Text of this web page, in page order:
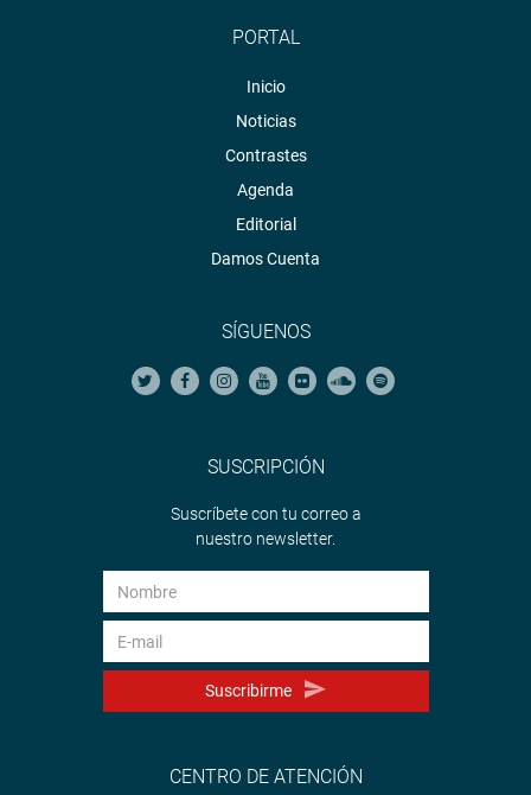
PORTAL
Inicio
Noticias
Contrastes
Agenda
Editorial
Damos Cuenta
SÍGUENOS
SUSCRIPCIÓN
Suscríbete con tu correo a
nuestro newsletter.
Suscribirme
CENTRO DE ATENCIÓN